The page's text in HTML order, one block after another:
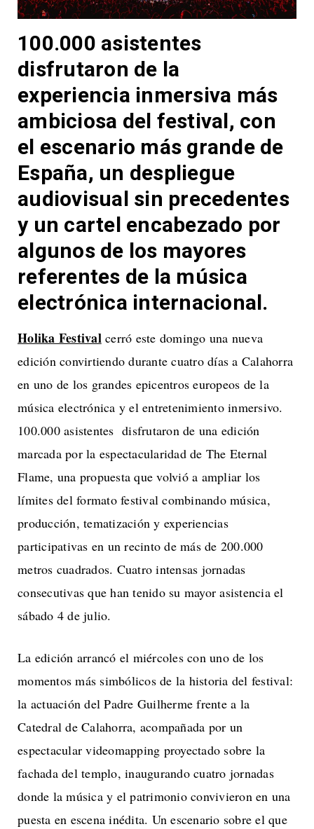
100.000 asistentes
disfrutaron de la
experiencia inmersiva más
ambiciosa del festival, con
el escenario más grande de
España, un despliegue
audiovisual sin precedentes
y un cartel encabezado por
algunos de los mayores
referentes de la música
electrónica internacional.
Holika Festivalcerró este domingo una nueva
edición convirtiendo durante cuatro días a Calahorra
en uno de los grandes epicentros europeos de la
música electrónica y el entretenimiento inmersivo.
100.000 asistentes disfrutaron de una edición
marcada por la espectacularidad de The Eternal
Flame, una propuesta que volvió a ampliar los
límites del formato festival combinando música,
producción, tematización y experiencias
participativas en un recinto de más de 200.000
metros cuadrados. Cuatro intensas jornadas
consecutivas que han tenido su mayor asistencia el
sábado 4 de julio.
La edición arrancó el miércoles con uno de los
momentos más simbólicos de la historia del festival:
la actuación del Padre Guilherme frente a la
Catedral de Calahorra, acompañada por un
espectacular videomapping proyectado sobre la
fachada del templo, inaugurando cuatro jornadas
donde la música y el patrimonio convivieron en una
puesta en escena inédita. Un escenario sobre el que